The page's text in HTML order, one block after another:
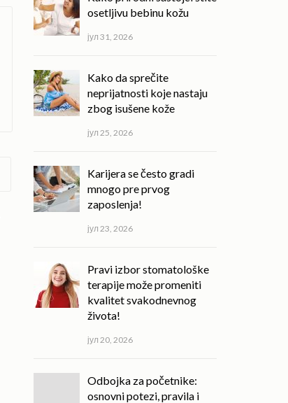
osetljivu bebinu kožu
јул 31, 2026
Kako da sprečite
neprijatnosti koje nastaju
zbog isušene kože
јул 25, 2026
Karijera se često gradi
mnogo pre prvog
zaposlenja!
јул 23, 2026
Pravi izbor stomatološke
terapije može promeniti
kvalitet svakodnevnog
života!
јул 20, 2026
Odbojka za početnike:
osnovni potezi, pravila i